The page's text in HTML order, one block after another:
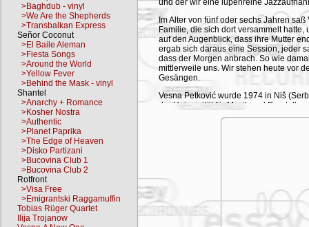
>Baghdub - vinyl
>We Are the Shepherds
>Transbalkan Express
Señor Coconut
>El Baile Aleman
>Fiesta Songs
>Around the World
>Yellow Fever
>Behind the Mask - vinyl
Shantel
>Anarchy + Romance
>Kosher Nostra
>Authentic
>Planet Paprika
>The Edge of Heaven
>Disko Partizani
>Bucovina Club 1
>Bucovina Club 2
Rotfront
>Visa Free
>Emigrantski Raggamuffin
Tobias Rüger Quartet
Ilija Trojanow
und der wir eine lupenreine
Im Alter von fünf oder sechs Jahren
Familie, die sich dort versammelt
auf den Augenblick, dass ihre Mutter
ergab sich daraus eine Session, jeder
dass der Morgen anbrach. So wie
mittlerweile uns. Wir stehen heute vor
Gesängen.
Vesna Petković wurde 1974 in Niš
der Universität für Musik und
Jordan). Es ist nicht nur ein Traum für
Jazz Festival. Daneben gründete
weiteren Heimat (Serbien und
Musik, die sie uns heute auf CD
Einflüsse aus dem musikalischen